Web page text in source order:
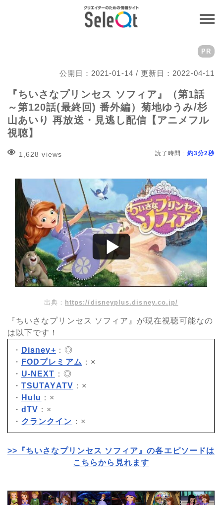
公開日：2021-01-14 / 更新日：2022-04-11
PR
『ちいさなプリンセス ソフィア』（第1話
～第120話(最終回) 番外編）菊地ゆうみ/杉
山あいり 再放送・見逃し配信【アニメフル
視聴】
1,628 views 読了時間 : 約3分2秒
出典： https://disneyplus.disney.co.jp/
『ちいさなプリンセス ソフィア』が現在視聴可能なの
は以下です！
・ Disney+ ：◎
・ FODプレミアム ：×
・ U-NEXT ：◎
・TSUTAYATV ：×
・ Hulu ：×
・dTV ：×
・ クランクイン ：×
>>『ちいさなプリンセス ソフィア』の各エピソードは
こちらから見れます